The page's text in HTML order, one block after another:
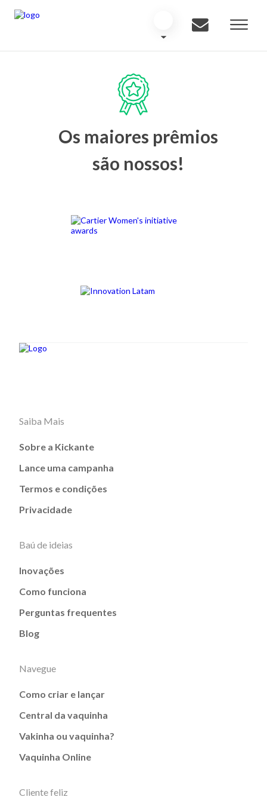
Os maiores prêmios
são nossos!
Saiba Mais
Sobre a Kickante
Lance uma campanha
Termos e condições
Privacidade
Baú de ideias
Inovações
Como funciona
Perguntas frequentes
Blog
Navegue
Como criar e lançar
Central da vaquinha
Vakinha ou vaquinha?
Vaquinha Online
Cliente feliz